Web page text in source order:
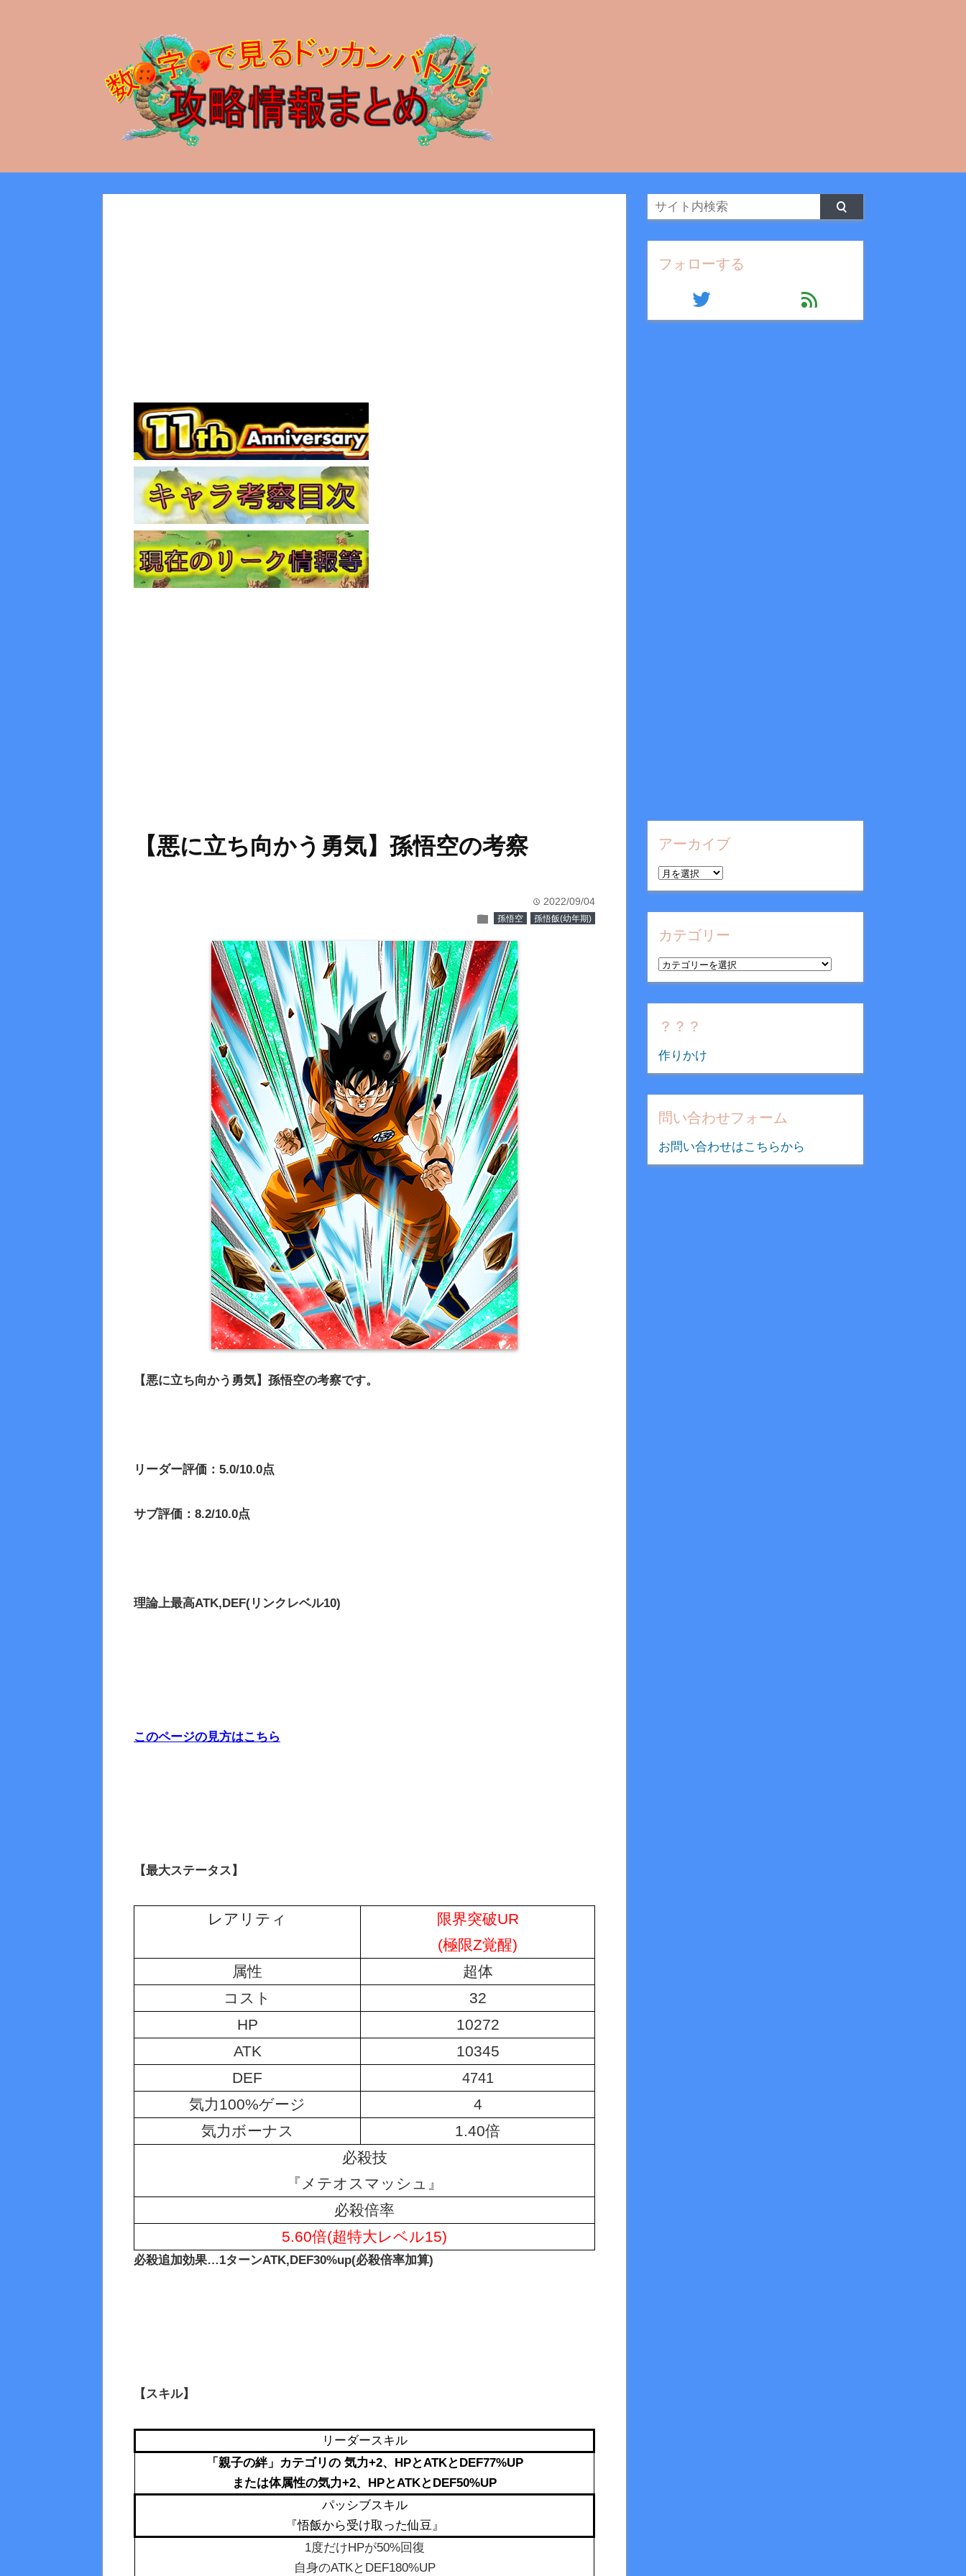
【悪に立ち向かう勇気】孫悟空の考察
time 2022/09/04
folder 孫悟空 孫悟飯(幼年期)
【悪に立ち向かう勇気】孫悟空の考察です。
リーダー評価：5.0/10.0点
サブ評価：8.2/10.0点
理論上最高ATK,DEF(リンクレベル10)
このページの見方はこちら
【最大ステータス】
レアリティ
限界突破UR
(極限Z覚醒)
属性
超体
コスト
32
HP
10272
ATK
10345
DEF
4741
気力100%ゲージ
4
気力ボーナス
1.40倍
必殺技
『メテオスマッシュ』
必殺倍率
5.60倍(超特大レベル15)
必殺追加効果…1ターンATK,DEF30%up(必殺倍率加算)
【スキル】
リーダースキル
「親子の絆」カテゴリの 気力+2、HPとATKとDEF77%UP
または体属性の気力+2、HPとATKとDEF50%UP
パッシブスキル
『悟飯から受け取った仙豆』
1度だけHPが50%回復
自身のATKとDEF180%UP
フォローする
twitter feed
アーカイブ
ア
ー
カ
イ
カテゴリー
カ
テ
ゴ
リ
？？？
作りかけ
問い合わせフォーム
お問い合わせはこちらから